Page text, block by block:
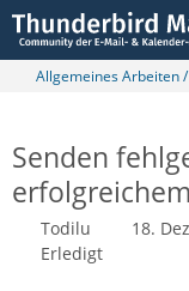
Allgemeines Arbeiten
Senden
Todilu 18.
Erledigt